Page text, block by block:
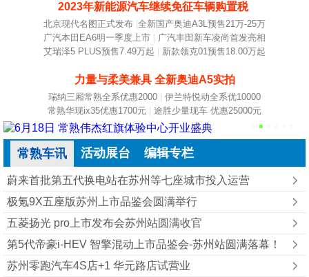
2023年新能源汽车继续免征车辆购置税
北京现代名图正式发布 全新国产奥迪A3L预售21万-25万
广汽本田EA6明一季度上市
广汽丰田新车凌尚首发亮相
艾瑞泽5 PLUS预售7.49万起
新款领克01预售18.00万起
力量与柔美兼具 全新奥迪A5实拍
瑞纳三厢常熟全系优惠2000
伊兰特悦动全系优10000
常熟华现ix35优惠1700元
途胜少量现车 优惠25000元
常熟车讯 活动展台 编辑专栏
蔚来首批第五代换电站在苏州等七座城市投入运营
极氪9X五座版苏州上市品鉴会圆满举行
五菱扬光 pro上市发布会苏州站圆满收官
第5代帝豪i-HEV 智擎混动上市品鉴会-苏州站圆满落幕！
苏州零跑汽车4S店+1 华元路店试营业